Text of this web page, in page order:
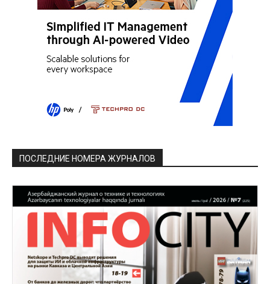
ПОСЛЕДНИЕ НОМЕРА ЖУРНАЛОВ